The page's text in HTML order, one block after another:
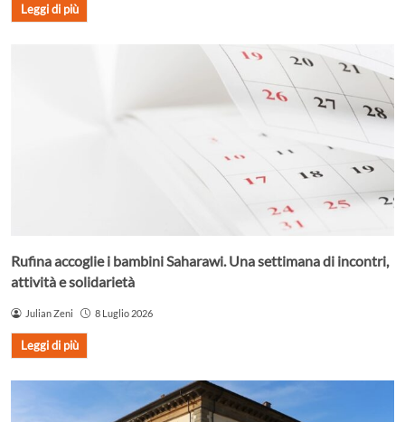
Leggi di più
Rufina accoglie i bambini Saharawi. Una settimana di incontri,
attività e solidarietà
Julian Zeni 8 Luglio 2026
Leggi di più